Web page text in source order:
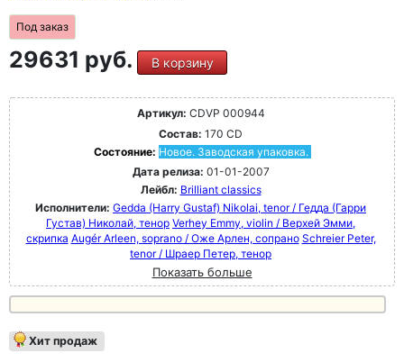
Под заказ
29631 руб. В корзину
Артикул: CDVP 000944
Состав: 170 CD
Состояние: Новое. Заводская упаковка.
Дата релиза: 01-01-2007
Лейбл: Brilliant classics
Исполнители: Gedda (Harry Gustaf) Nikolai, tenor / Гедда (Гарри
Густав) Николай, тенор Verhey Emmy, violin / Верхей Эмми,
скрипка Augér Arleen, soprano / Оже Арлен, сопрано Schreier Peter,
tenor / Шраер Петер, тенор
Показать больше
Хит продаж